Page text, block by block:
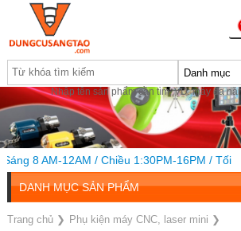
Nhập tên sản phẩm cần tìm, VD: máy đa
8 AM-12AM / Chiều 1:30PM-16PM / Tối
DANH MỤC SẢN PHẨM
Trang chủ❯ Phụ kiện máy CNC, laser mini ❯